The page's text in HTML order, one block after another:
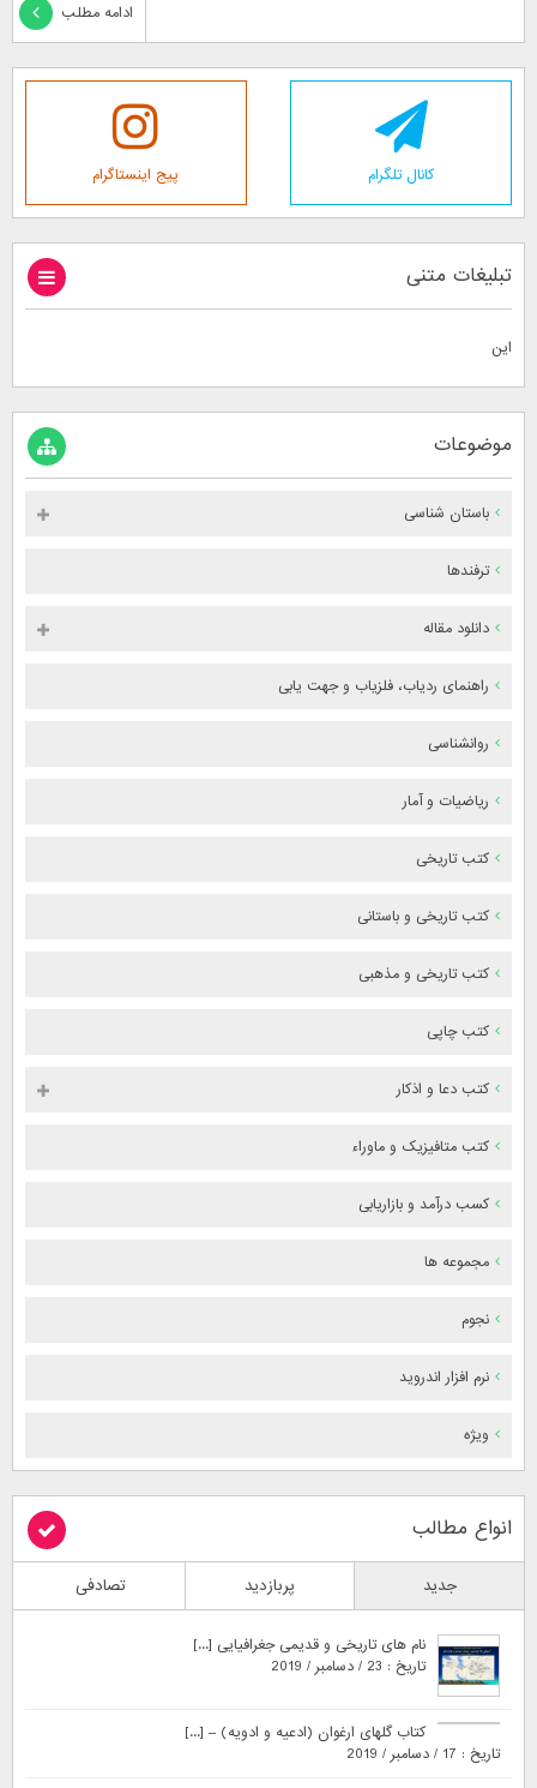
ادامه مطلب
کانال تلگرام پیج اینستاگرام
تبلیغات متنی
این
موضوعات
باستان شناسی
ترفندها
دانلود مقاله
راهنمای ردیاب، فلزیاب و جهت یابی
روانشناسی
ریاضیات و آمار
کتب تاریخی
کتب تاریخی و باستانی
کتب تاریخی و مذهبی
کتب چاپی
کتب دعا و اذکار
کتب متافیزیک و ماوراء
کسب درآمد و بازاریابی
مجموعه ها
نجوم
نرم افزار اندروید
ویژه
انواع مطالب
جدید پربازدید تصادفی
نام های تاریخی و قدیمی جغرافیایی [...]
تاریخ : 23 / دسامبر / 2019
کتاب گلهای ارغوان (ادعیه و ادویه) – [...]
تاریخ : 17 / دسامبر / 2019